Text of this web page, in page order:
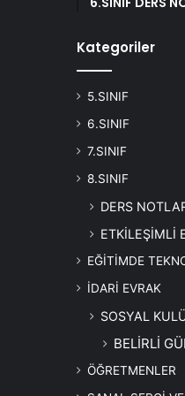
Kategoriler
5.SINIF
6.SINIF
7.SINIF
8.SINIF
DERS
ETKİLEŞİMLİ
EĞİTİMDE
İDARİ EVRAK
SOSYAL
BELİRLİ
ÖĞRETMENLER